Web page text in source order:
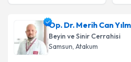
Op. Dr. Merih Can
Beyin ve Sinir Cerrahisi
Samsun, Atakum